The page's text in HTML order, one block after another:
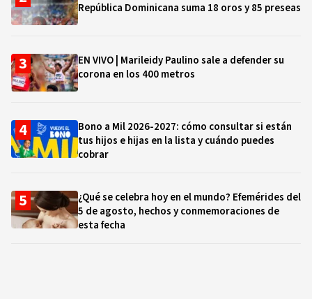
República Dominicana suma 18 oros y 85 preseas
EN VIVO | Marileidy Paulino sale a defender su
corona en los 400 metros
Bono a Mil 2026-2027: cómo consultar si están
tus hijos e hijas en la lista y cuándo puedes
cobrar
¿Qué se celebra hoy en el mundo? Efemérides del
5 de agosto, hechos y conmemoraciones de
esta fecha